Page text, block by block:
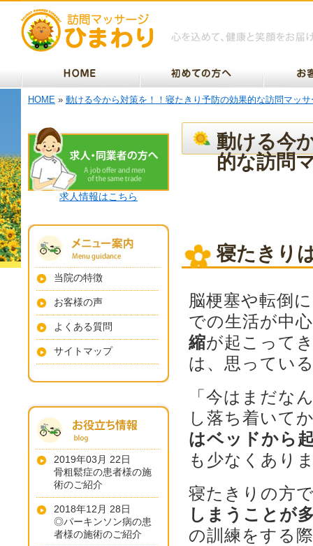
HOME » 動ける今から対策を！！寝たきり予防の効果的な訪問マッ
動ける今
的な訪問
寝たきり
脳梗塞や転倒
での生活が中
縮が起こって
は、思ってい
「今はまだな
し落ち着いて
はベッドから
も少なくあり
寝たきりの方
しまうことが
の訓練をする
求人情報はこちら
当院の特徴
お客様の声
よくある質問
サイトマップ
2019年03月 22日
骨粗鬆症の患者様の施
術のご紹介
2018年12月 28日
◎パーキンソン病の患
者様の施術のご紹介